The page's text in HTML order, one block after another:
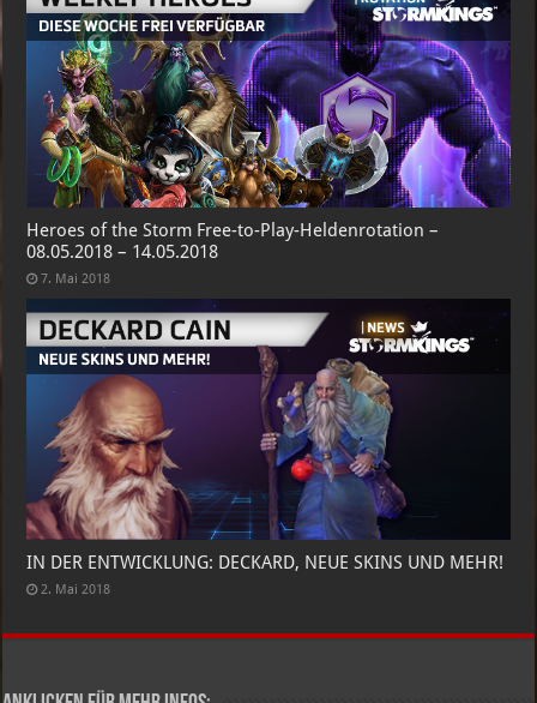
Heroes of the Storm Free-to-Play-Heldenrotation –
08.05.2018 – 14.05.2018
7. Mai 2018
IN DER ENTWICKLUNG: DECKARD, NEUE SKINS UND MEHR!
2. Mai 2018